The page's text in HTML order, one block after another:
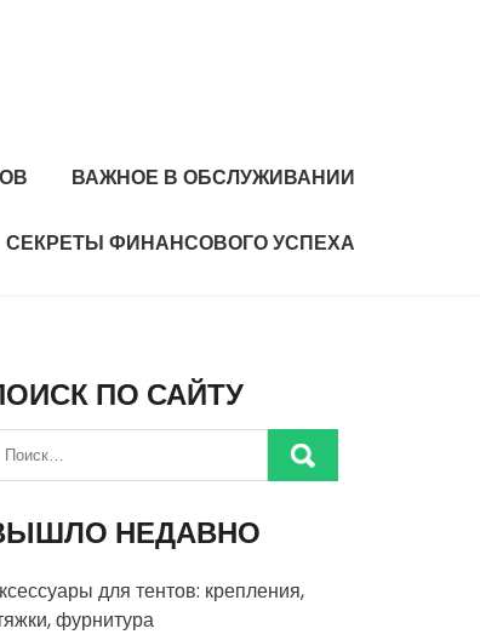
ВАЖНОЕ В ОБСЛУЖИВАНИИ
СЕКРЕТЫ ФИНАНСОВОГО УСПЕХА
ПО САЙТУ
НЕДАВНО
для тентов: крепления,
фурнитура